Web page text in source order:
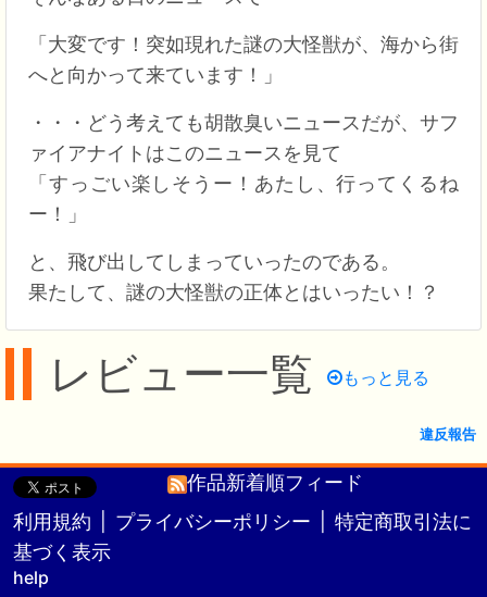
「大変です！突如現れた謎の大怪獣が、海から街
へと向かって来ています！」
・・・どう考えても胡散臭いニュースだが、サフ
ァイアナイトはこのニュースを見て
「すっごい楽しそうー！あたし、行ってくるね
ー！」
と、飛び出してしまっていったのである。
果たして、謎の大怪獣の正体とはいったい！？
レビュー一覧 もっと見る
違反報告
作品新着順フィード
利用規約
プライバシーポリシー
特定商取引法に
基づく表示
help